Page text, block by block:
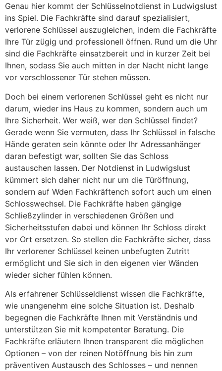
Genau hier kommt der Schlüsselnotdienst in Ludwigslust
ins Spiel. Die Fachkräfte sind darauf spezialisiert,
verlorene Schlüssel auszugleichen, indem die Fachkräfte
Ihre Tür zügig und professionell öffnen. Rund um die Uhr
sind die Fachkräfte einsatzbereit und in kurzer Zeit bei
Ihnen, sodass Sie auch mitten in der Nacht nicht lange
vor verschlossener Tür stehen müssen.
Doch bei einem verlorenen Schlüssel geht es nicht nur
darum, wieder ins Haus zu kommen, sondern auch um
Ihre Sicherheit. Wer weiß, wer den Schlüssel findet?
Gerade wenn Sie vermuten, dass Ihr Schlüssel in falsche
Hände geraten sein könnte oder Ihr Adressanhänger
daran befestigt war, sollten Sie das Schloss
austauschen lassen. Der Notdienst in Ludwigslust
kümmert sich daher nicht nur um die Türöffnung,
sondern auf Wden Fachkräftench sofort auch um einen
Schlosswechsel. Die Fachkräfte haben gängige
Schließzylinder in verschiedenen Größen und
Sicherheitsstufen dabei und können Ihr Schloss direkt
vor Ort ersetzen. So stellen die Fachkräfte sicher, dass
Ihr verlorener Schlüssel keinen unbefugten Zutritt
ermöglicht und Sie sich in den eigenen vier Wänden
wieder sicher fühlen können.
Als erfahrener Schlüsseldienst wissen die Fachkräfte,
wie unangenehm eine solche Situation ist. Deshalb
begegnen die Fachkräfte Ihnen mit Verständnis und
unterstützen Sie mit kompetenter Beratung. Die
Fachkräfte erläutern Ihnen transparent die möglichen
Optionen – von der reinen Notöffnung bis hin zum
präventiven Austausch des Schlosses – und nennen